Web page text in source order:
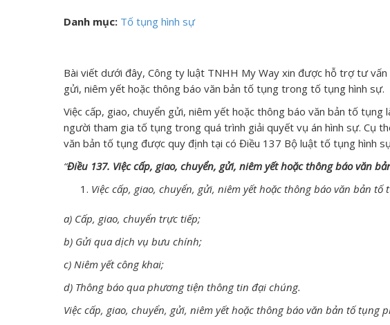
Danh mục: Tố tụng hình sự
Bài viết dưới đây, Công ty luật TNHH My Way xin được hỗ trợ tư vấn
gửi, niêm yết hoặc thông báo văn bản tố tụng trong tố tụng hình sự.
Việc cấp, giao, chuyển gửi, niêm yết hoặc thông báo văn bản tố
người tham gia tố tụng trong quá trình giải quyết vụ án hình sự. Cụ
văn bản tố tụng được quy định tại có Điều 137 Bộ luật tố tụng hình
“Điều 137. Việc cấp, giao, chuyển, gửi, niêm yết hoặc thông báo văn
Việc cấp, giao, chuyển, gửi, niêm yết hoặc thông báo văn bản
a) Cấp, giao, chuyển trực tiếp;
b) Gửi qua dịch vụ bưu chính;
c) Niêm yết công khai;
d) Thông báo qua phương tiện thông tin đại chúng.
Việc cấp, giao, chuyển, gửi, niêm yết hoặc thông báo văn bản tố tụng